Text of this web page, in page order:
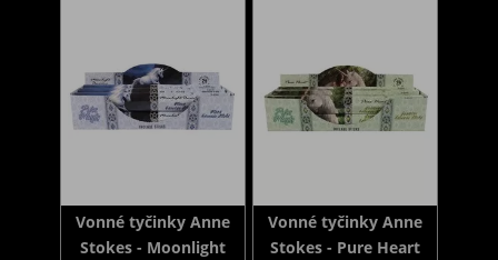
Vonné tyčinky Anne
Stokes - Moonlight
Vonné tyčinky Anne
Stokes - Pure Heart